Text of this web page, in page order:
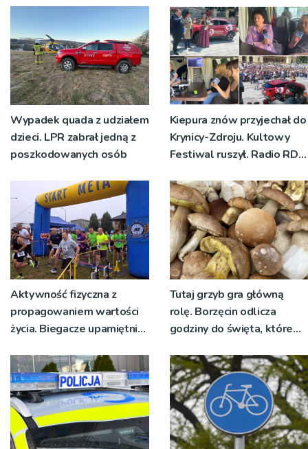
Wypadek quada z udziałem
dzieci. LPR zabrał jedną z
poszkodowanych osób
Kiepura znów przyjechał do
Krynicy-Zdroju. Kultowy
Festiwal ruszył. Radio RDN
żywo [ZDJĘCIA]
Aktywność fizyczna z
propagowaniem wartości
życia. Biegacze upamiętnili
Tutaj grzyb gra główną
rolę. Borzęcin odlicza
godziny do święta, które
pokoleń